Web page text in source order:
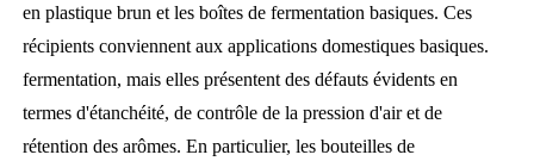
en plastique brun et les boîtes de fermentation basiques. Ces
récipients conviennent aux applications domestiques basiques.
fermentation, mais elles présentent des défauts évidents en
termes d'étanchéité, de contrôle de la pression d'air et de
rétention des arômes. En particulier, les bouteilles de